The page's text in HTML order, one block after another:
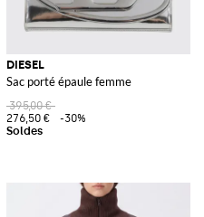
DIESEL
Sac porté épaule femme
395,00 €
276,50 €
-30%